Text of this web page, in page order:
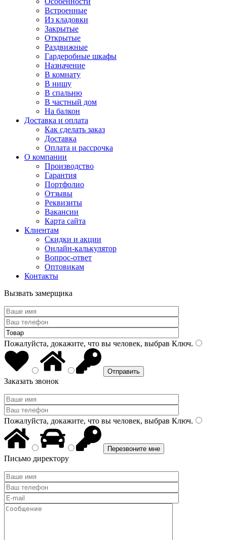
Встроенные
Из кладовки
Закрытые
Открытые
Раздвижные
Гардеробные шкафы
Назначение
В комнату
В нишу
В спальню
В частный дом
На балкон
Доставка и оплата
Как сделать заказ
Доставка
Оплата и рассрочка
О компании
Производство
Гарантия
Портфолио
Отзывы
Реквизиты
Вакансии
Карта сайта
Клиентам
Скидки и акции
Онлайн-калькулятор
Вопрос-ответ
Оптовикам
Контакты
Вызвать замерщика
Пожалуйста, докажите, что вы человек, выбрав Ключ.
Заказать звонок
Пожалуйста, докажите, что вы человек, выбрав Ключ.
Письмо директору